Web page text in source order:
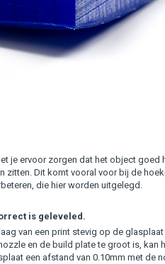
je ervoor zorgen dat het object goed
zitten. Dit komt vooral voor bij de
die hier worden uitgelegd.
is geleveled.
van een print stevig op de
en de build plate te groot is, kan
een afstand van 0.10mm met de